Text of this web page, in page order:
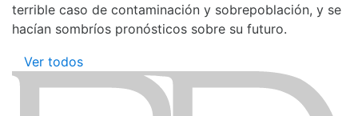
terrible caso de contaminación y sobrepoblación, y se
hacían sombríos pronósticos sobre su futuro.
Ver todos